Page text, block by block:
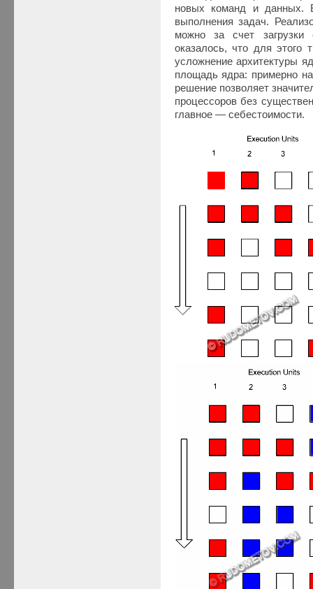
новых команд и данных.
выполнения задач.
можно за счет
оказалось, что для этого
усложнение архитектуры
площадь ядра: примерно
решение позволяет
процессоров без
главное — себестоимости.